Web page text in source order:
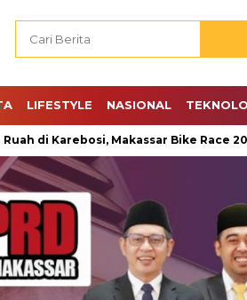
LIFESTYLE NASIONAL
Makassar Bike Race 2025